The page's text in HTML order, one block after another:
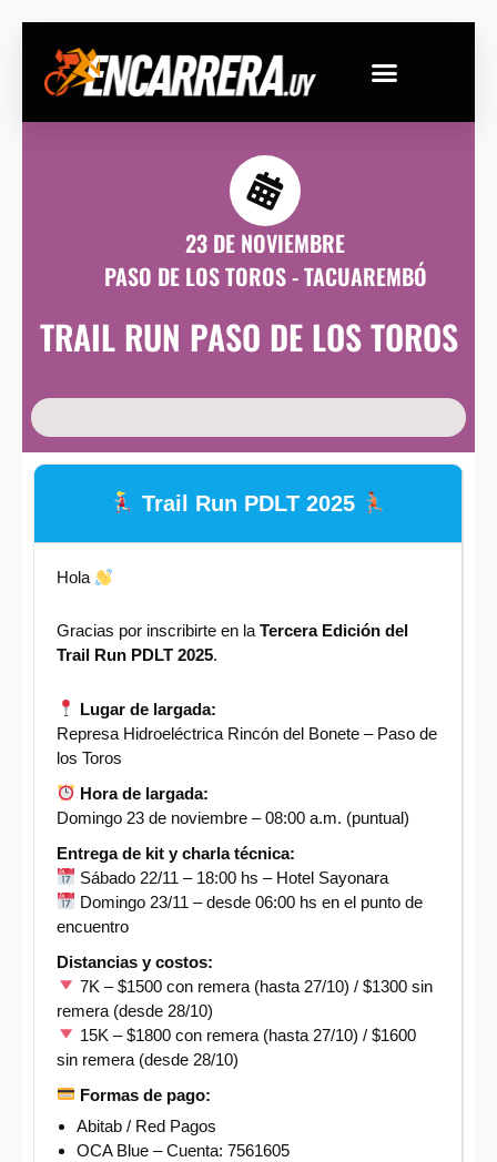
contenido
23 DE NOVIEMBRE
PASO DE LOS TOROS - TACUAREMBÓ
TRAIL RUN PASO DE LOS TOROS
Trail Run PDLT 2025
Hola
Gracias por inscribirte en la Tercera Edición del
Trail Run PDLT 2025.
Lugar de largada:
Represa Hidroeléctrica Rincón del Bonete – Paso de
los Toros
Hora de largada:
Domingo 23 de noviembre – 08:00 a.m. (puntual)
Entrega de kit y charla técnica:
Sábado 22/11 – 18:00 hs – Hotel Sayonara
Domingo 23/11 – desde 06:00 hs en el punto de
encuentro
Distancias y costos:
7K – $1500 con remera (hasta 27/10) / $1300 sin
remera (desde 28/10)
15K – $1800 con remera (hasta 27/10) / $1600
sin remera (desde 28/10)
Formas de pago:
Abitab / Red Pagos
OCA Blue – Cuenta: 7561605